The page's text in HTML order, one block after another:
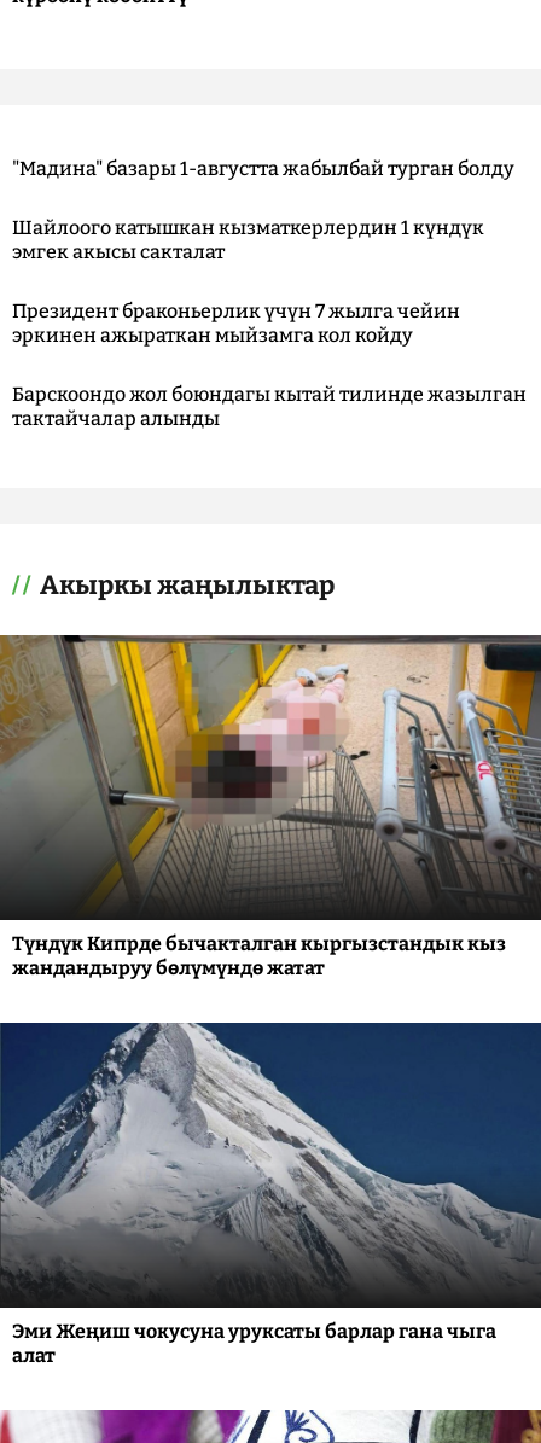
"Мадина" базары 1-августта жабылбай турган болду
Шайлоого катышкан кызматкерлердин 1 күндүк
эмгек акысы сакталат
Президент браконьерлик үчүн 7 жылга чейин
эркинен ажыраткан мыйзамга кол койду
Барскоондо жол боюндагы кытай тилинде жазылган
тактайчалар алынды
Акыркы жаңылыктар
Түндүк Кипрде бычакталган кыргызстандык кыз
жандандыруу бөлүмүндө жатат
Эми Жеңиш чокусуна уруксаты барлар гана чыга
алат